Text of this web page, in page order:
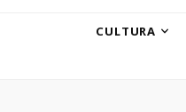
CULTURA